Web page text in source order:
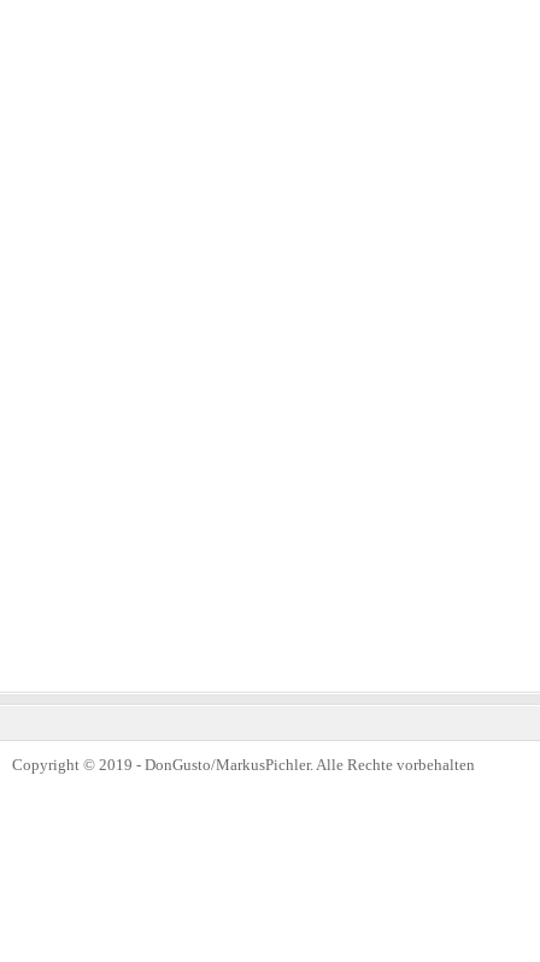
Copyright © 2019 - DonGusto/MarkusPichler. Alle Rechte vorbehalten